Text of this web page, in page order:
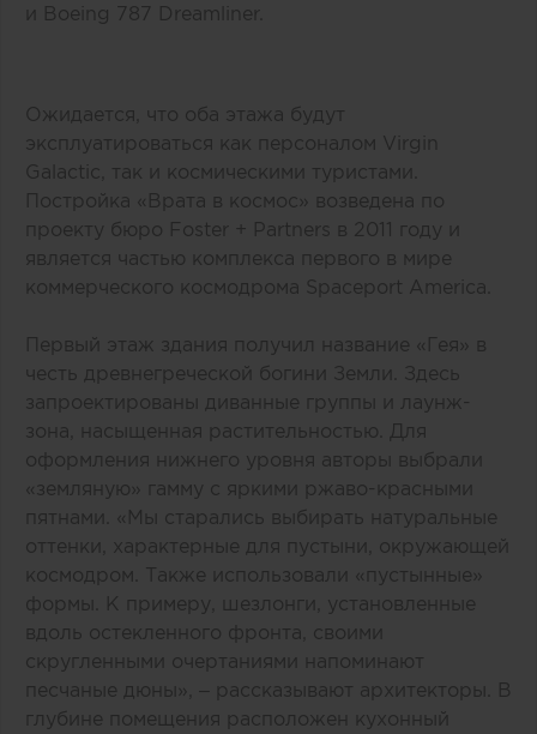
и Boeing 787 Dreamliner.
Ожидается, что оба этажа будут
эксплуатироваться как персоналом Virgin
Galactic, так и космическими туристами.
Постройка «Врата в космос» возведена по
проекту бюро Foster + Partners в 2011 году и
является частью комплекса первого в мире
коммерческого космодрома Spaceport America.
Первый этаж здания получил название «Гея» в
честь древнегреческой богини Земли. Здесь
запроектированы диванные группы и лаунж-
зона, насыщенная растительностью. Для
оформления нижнего уровня авторы выбрали
«земляную» гамму с яркими ржаво-красными
пятнами. «Мы старались выбирать натуральные
оттенки, характерные для пустыни, окружающей
космодром. Также использовали «пустынные»
формы. К примеру, шезлонги, установленные
вдоль остекленного фронта, своими
скругленными очертаниями напоминают
песчаные дюны», – рассказывают архитекторы. В
глубине помещения расположен кухонный